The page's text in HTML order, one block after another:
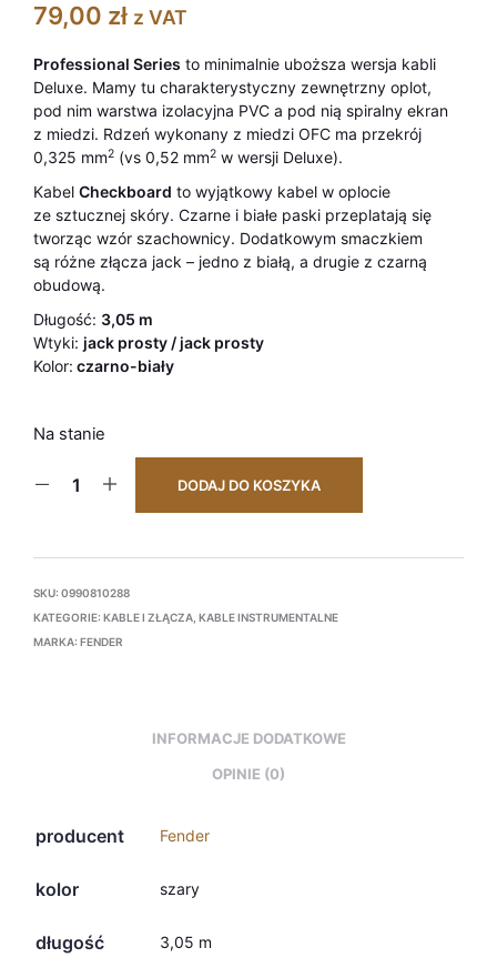
79,00 zł z VAT
Professional Series to minimalnie uboższa wersja kabli
Deluxe. Mamy tu charakterystyczny zewnętrzny oplot,
pod nim warstwa izolacyjna PVC a pod nią spiralny ekran
z miedzi. Rdzeń wykonany z miedzi OFC ma przekrój
0,325 mm2 (vs 0,52 mm2 w wersji Deluxe).
Kabel Checkboard to wyjątkowy kabel w oplocie
ze sztucznej skóry. Czarne i białe paski przeplatają się
tworząc wzór szachownicy. Dodatkowym smaczkiem
są różne złącza jack – jedno z białą, a drugie z czarną
obudową.
Długość: 3,05 m
Wtyki: jack prosty / jack prosty
Kolor: czarno-biały
Na stanie
DODAJ DO KOSZYKA
SKU: 0990810288
KATEGORIE: KABLE I ZŁĄCZA KABLE INSTRUMENTALNE
MARKA: FENDER
INFORMACJE DODATKOWE
OPINIE (0)
producent Fender
kolor szary
długość 3,05 m